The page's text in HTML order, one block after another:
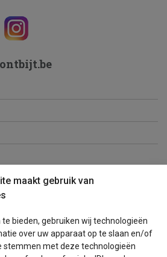
maakt gebruik van
bieden, gebruiken wij technologieën
over uw apparaat op te slaan en/of
stemmen met deze technologieën